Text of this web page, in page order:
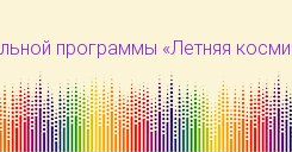
программы «Летняя